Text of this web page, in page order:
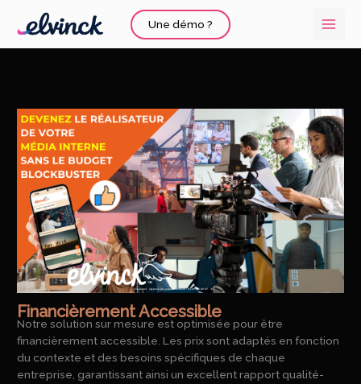
Une démo ?
Financièrement Accessible
Notre solution sur mesure est optimisée pour être
financièrement accessible. Les prix sont adaptés en fonction
du contexte et des besoins spécifiques de chaque
entreprise, garantissant ainsi un excellent rapport qualité-